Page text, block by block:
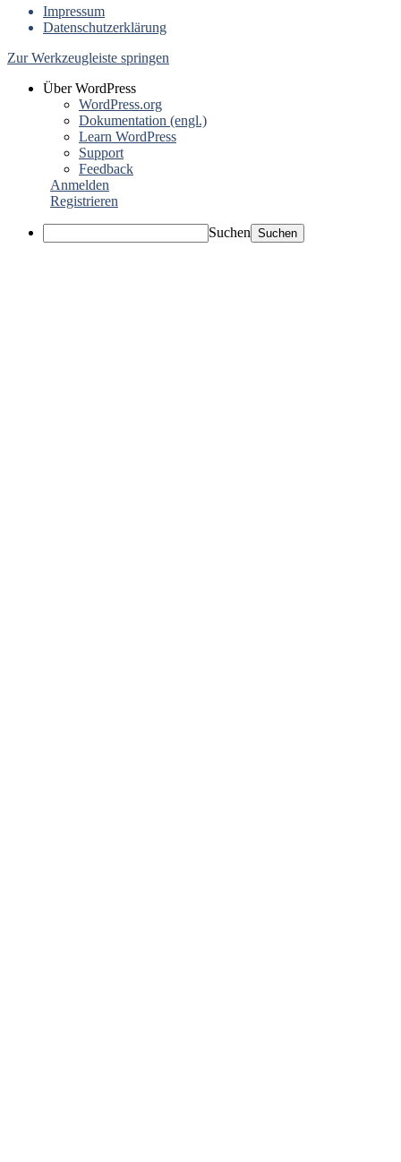
Impressum
Datenschutzerklärung
Zur Werkzeugleiste springen
Über WordPress
WordPress.org
Dokumentation (engl.)
Learn WordPress
Support
Feedback
Anmelden
Registrieren
Suchen